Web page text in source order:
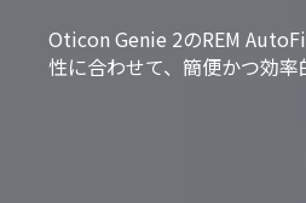
Oticon Genie 2のREM
性に合わせて、簡便かつ効率